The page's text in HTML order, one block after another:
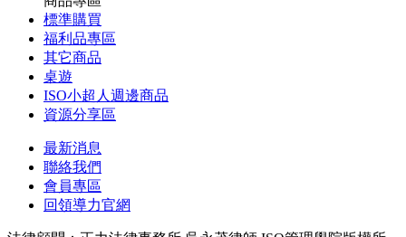
標準購買
福利品專區
其它商品
桌遊
ISO小超人週邊商品
資源分享區
最新消息
聯絡我們
會員專區
回領導力官網